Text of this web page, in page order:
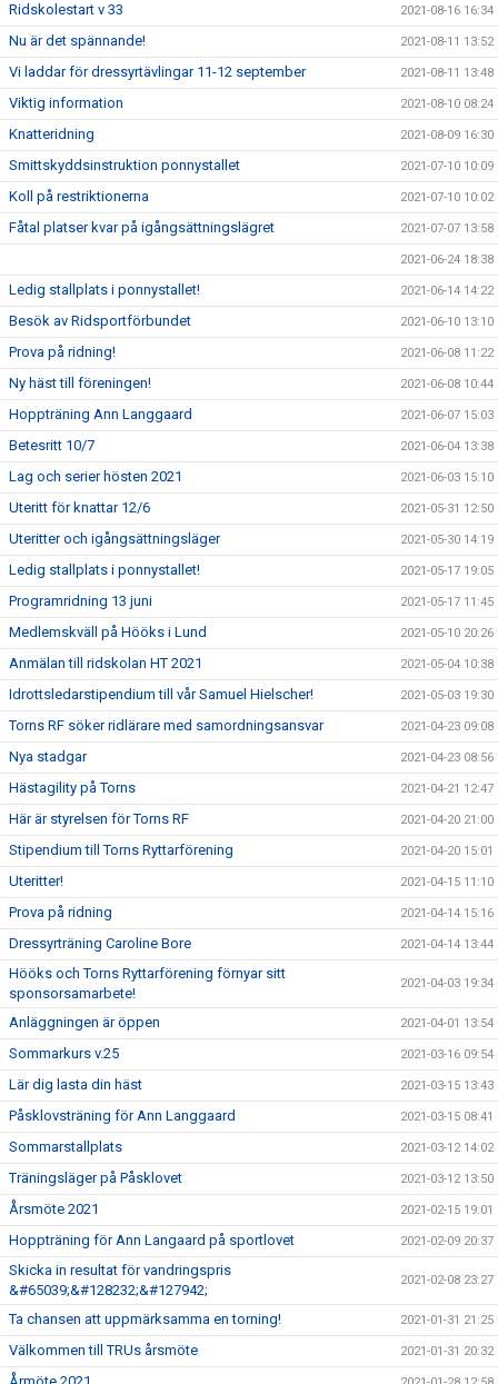
Ridskolestart v 33 2021-08-16 16:34
Nu är det spännande! 2021-08-11 13:52
Vi laddar för dressyrtävlingar 11-12 september 2021-08-11 13:48
Viktig information 2021-08-10 08:24
Knatteridning 2021-08-09 16:30
Smittskyddsinstruktion ponnystallet 2021-07-10 10:09
Koll på restriktionerna 2021-07-10 10:02
Fåtal platser kvar på igångsättningslägret 2021-07-07 13:58
2021-06-24 18:38
Ledig stallplats i ponnystallet! 2021-06-14 14:22
Besök av Ridsportförbundet 2021-06-10 13:10
Prova på ridning! 2021-06-08 11:22
Ny häst till föreningen! 2021-06-08 10:44
Hoppträning Ann Langgaard 2021-06-07 15:03
Betesritt 10/7 2021-06-04 13:38
Lag och serier hösten 2021 2021-06-03 15:10
Uteritt för knattar 12/6 2021-05-31 12:50
Uteritter och igångsättningsläger 2021-05-30 14:19
Ledig stallplats i ponnystallet! 2021-05-17 19:05
Programridning 13 juni 2021-05-17 11:45
Medlemskväll på Hööks i Lund 2021-05-10 20:26
Anmälan till ridskolan HT 2021 2021-05-04 10:38
Idrottsledarstipendium till vår Samuel Hielscher! 2021-05-03 19:30
Torns RF söker ridlärare med samordningsansvar 2021-04-23 09:08
Nya stadgar 2021-04-23 08:56
Hästagility på Torns 2021-04-21 12:47
Här är styrelsen för Torns RF 2021-04-20 21:00
Stipendium till Torns Ryttarförening 2021-04-20 15:01
Uteritter! 2021-04-15 11:10
Prova på ridning 2021-04-14 15:16
Dressyrträning Caroline Bore 2021-04-14 13:44
Hööks och Torns Ryttarförening förnyar sitt
sponsorsamarbete!
2021-04-03 19:34
Anläggningen är öppen 2021-04-01 13:54
Sommarkurs v.25 2021-03-16 09:54
Lär dig lasta din häst 2021-03-15 13:43
Påsklovsträning för Ann Langgaard 2021-03-15 08:41
Sommarstallplats 2021-03-12 14:02
Träningsläger på Påsklovet 2021-03-12 13:50
Årsmöte 2021 2021-02-15 19:01
Hoppträning för Ann Langaard på sportlovet 2021-02-09 20:37
Skicka in resultat för vandringspris
&#65039;&#128232;&#127942;
2021-02-08 23:27
Ta chansen att uppmärksamma en torning! 2021-01-31 21:25
Välkommen till TRUs årsmöte 2021-01-31 20:32